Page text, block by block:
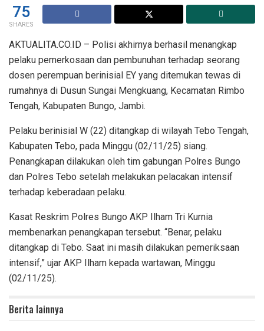
75
SHARES
AKTUALITA.CO.ID – Polisi akhirnya berhasil menangkap
pelaku pemerkosaan dan pembunuhan terhadap seorang
dosen perempuan berinisial EY yang ditemukan tewas di
rumahnya di Dusun Sungai Mengkuang, Kecamatan Rimbo
Tengah, Kabupaten Bungo, Jambi.
Pelaku berinisial W (22) ditangkap di wilayah Tebo Tengah,
Kabupaten Tebo, pada Minggu (02/11/25) siang.
Penangkapan dilakukan oleh tim gabungan Polres Bungo
dan Polres Tebo setelah melakukan pelacakan intensif
terhadap keberadaan pelaku.
Kasat Reskrim Polres Bungo AKP Ilham Tri Kurnia
membenarkan penangkapan tersebut. “Benar, pelaku
ditangkap di Tebo. Saat ini masih dilakukan pemeriksaan
intensif,” ujar AKP Ilham kepada wartawan, Minggu
(02/11/25).
Berita lainnya